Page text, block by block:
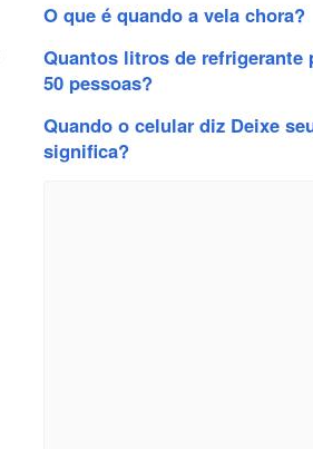
O que é quando a vela chora?
Quantos litros de refrigerante
50 pessoas?
Quando o celular diz Deixe
significa?